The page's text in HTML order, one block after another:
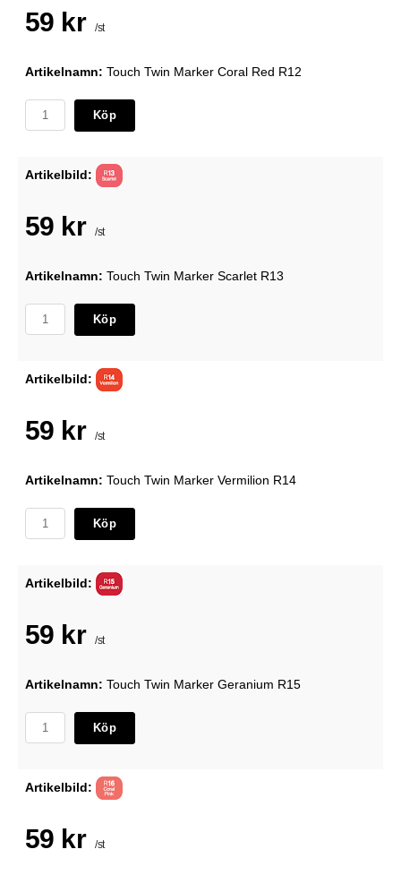
59 kr /st
Artikelnamn: Touch Twin Marker Coral Red R12
Köp
Artikelbild:
59 kr /st
Artikelnamn: Touch Twin Marker Scarlet R13
Köp
Artikelbild:
59 kr /st
Artikelnamn: Touch Twin Marker Vermilion R14
Köp
Artikelbild:
59 kr /st
Artikelnamn: Touch Twin Marker Geranium R15
Köp
Artikelbild:
59 kr /st